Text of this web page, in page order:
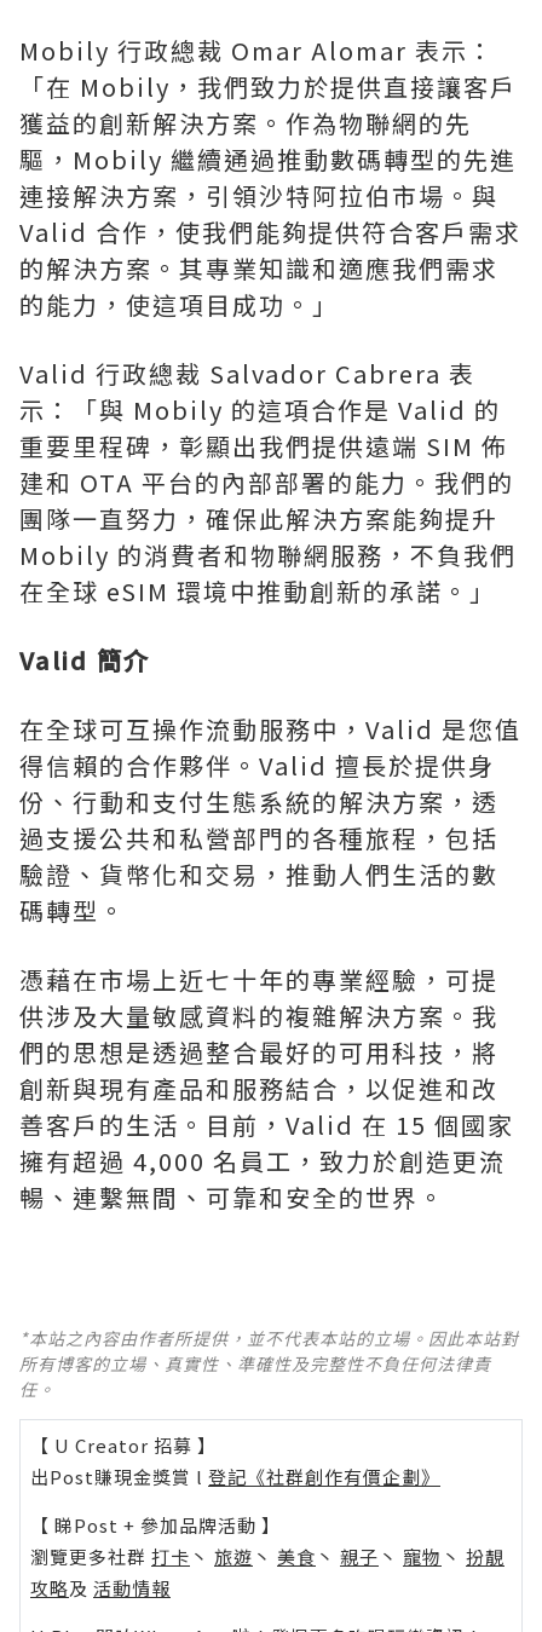
Mobily 行政總裁 Omar Alomar 表示：
「在 Mobily，我們致力於提供直接讓客戶
獲益的創新解決方案。作為物聯網的先
驅，Mobily 繼續通過推動數碼轉型的先進
連接解決方案，引領沙特阿拉伯市場。與
Valid 合作，使我們能夠提供符合客戶需求
的解決方案。其專業知識和適應我們需求
的能力，使這項目成功。」
Valid 行政總裁 Salvador Cabrera 表
示：「與 Mobily 的這項合作是 Valid 的
重要里程碑，彰顯出我們提供遠端 SIM 佈
建和 OTA 平台的內部部署的能力。我們的
團隊一直努力，確保此解決方案能夠提升
Mobily 的消費者和物聯網服務，不負我們
在全球 eSIM 環境中推動創新的承諾。」
Valid 簡介
在全球可互操作流動服務中，Valid 是您值
得信賴的合作夥伴。Valid 擅長於提供身
份、行動和支付生態系統的解決方案，透
過支援公共和私營部門的各種旅程，包括
驗證、貨幣化和交易，推動人們生活的數
碼轉型。
憑藉在市場上近七十年的專業經驗，可提
供涉及大量敏感資料的複雜解決方案。我
們的思想是透過整合最好的可用科技，將
創新與現有產品和服務結合，以促進和改
善客戶的生活。目前，Valid 在 15 個國家
擁有超過 4,000 名員工，致力於創造更流
暢、連繫無間、可靠和安全的世界。
*本站之內容由作者所提供，並不代表本站的立場。因此本站對
所有博客的立場、真實性、準確性及完整性不負任何法律責
任。
【 U Creator 招募 】
出Post賺現金獎賞 l 登記《社群創作有價企劃》
【 睇Post + 參加品牌活動 】
瀏覽更多社群 打卡 丶 旅遊 丶 美食 丶 親子 丶 寵物 丶 扮靚
攻略及 活動情報